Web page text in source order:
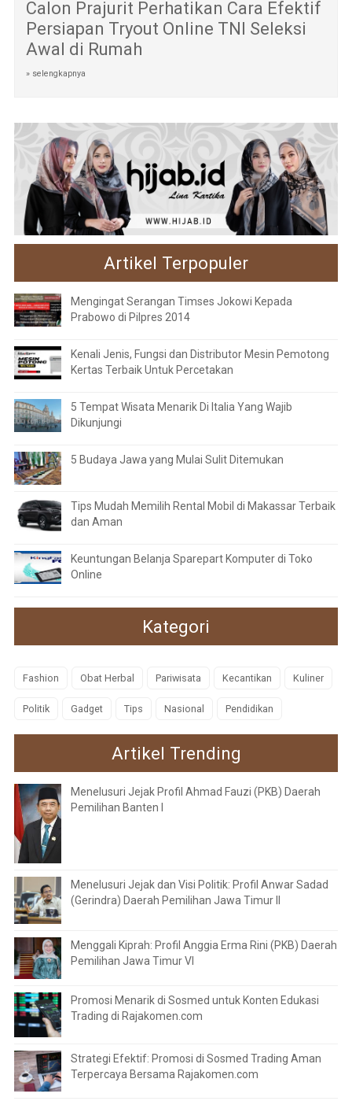
Calon Prajurit Perhatikan Cara Efektif
Persiapan Tryout Online TNI Seleksi
Awal di Rumah
» selengkapnya
Artikel Terpopuler
Mengingat Serangan Timses Jokowi Kepada
Prabowo di Pilpres 2014
Kenali Jenis, Fungsi dan Distributor Mesin Pemotong
Kertas Terbaik Untuk Percetakan
5 Tempat Wisata Menarik Di Italia Yang Wajib
Dikunjungi
5 Budaya Jawa yang Mulai Sulit Ditemukan
Tips Mudah Memilih Rental Mobil di Makassar Terbaik
dan Aman
Keuntungan Belanja Sparepart Komputer di Toko
Online
Kategori
Fashion Obat Herbal Pariwisata Kecantikan Kuliner
Politik Gadget Tips Nasional Pendidikan
Artikel Trending
Menelusuri Jejak Profil Ahmad Fauzi (PKB) Daerah
Pemilihan Banten I
Menelusuri Jejak dan Visi Politik: Profil Anwar Sadad
(Gerindra) Daerah Pemilihan Jawa Timur II
Menggali Kiprah: Profil Anggia Erma Rini (PKB) Daerah
Pemilihan Jawa Timur VI
Promosi Menarik di Sosmed untuk Konten Edukasi
Trading di Rajakomen.com
Strategi Efektif: Promosi di Sosmed Trading Aman
Terpercaya Bersama Rajakomen.com